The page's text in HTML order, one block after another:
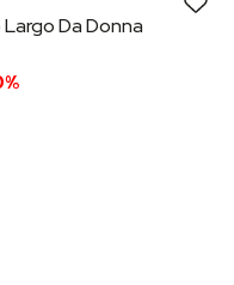
Da Donna